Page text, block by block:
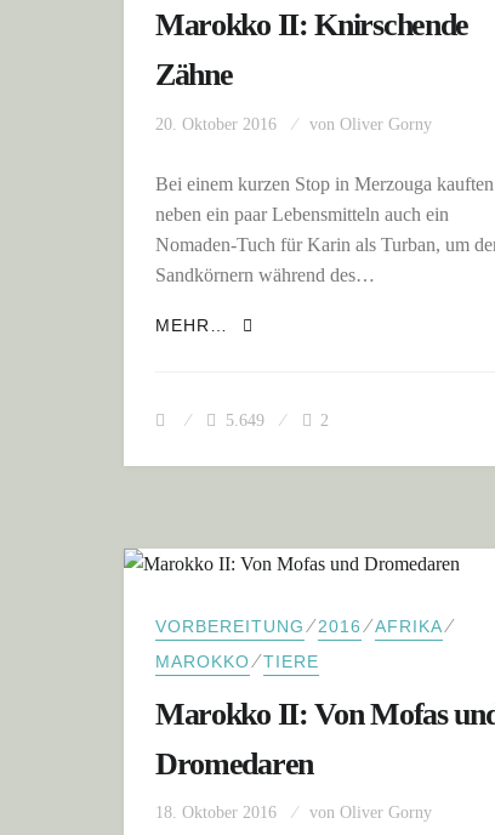
Marokko II: Knirschende
Zähne
20. Oktober 2016 von Oliver Gorny
Bei einem kurzen Stop in Merzouga
neben ein paar Lebensmitteln auch ein
Nomaden-Tuch für Karin als Turban, um
Sandkörnern während des…
MEHR… MAROKKO II: KNIRSCHENDE
5.649 2
VORBEREITUNG ⁄2016 ⁄AFRIKA⁄
MAROKKO⁄TIERE
Marokko II: Von Mofas
Dromedaren
18. Oktober 2016 von Oliver Gorny